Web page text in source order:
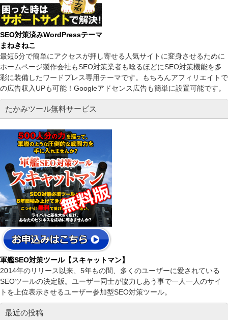
SEO対策済みWordPressテーマ
まねきねこ
最短5分で簡単にアクセスが押し寄せる人気サイトに変身させるために
ホームページ製作会社もSEO対策業者も唸るほどにSEO対策機能を多
彩に装備したワードプレス専用テーマです。もちろんアフィリエイトで
の広告収入UPも可能！Googleアドセンス広告も簡単に設置可能です。
たかみツール無料サービス
軍艦SEO対策ツール【スキャットマン】
2014年のリリース以来、5年もの間、多くのユーザーに愛されている
SEOツールの決定版。ユーザー同士が協力しあう事で一人一人のサイ
トを上位表示させるユーザー参加型SEO対策ツール。
最近の投稿